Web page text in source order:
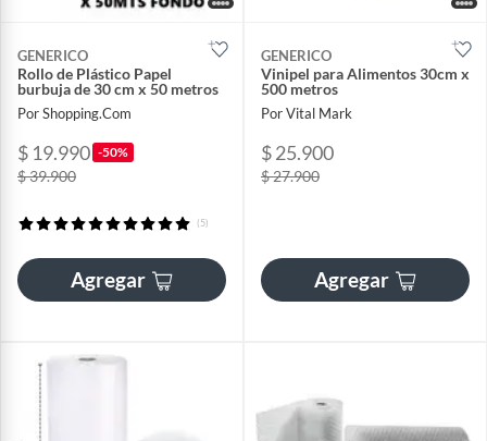
GENERICO
Rollo de Plástico Papel
burbuja de 30 cm x 50 metros
Por Shopping.Com
$ 19.990 -50%
$ 39.900
(5)
Agregar
GENERICO
Vinipel para Alimentos 30cm x
500 metros
Por Vital Mark
$ 25.900
$ 27.900
Agregar